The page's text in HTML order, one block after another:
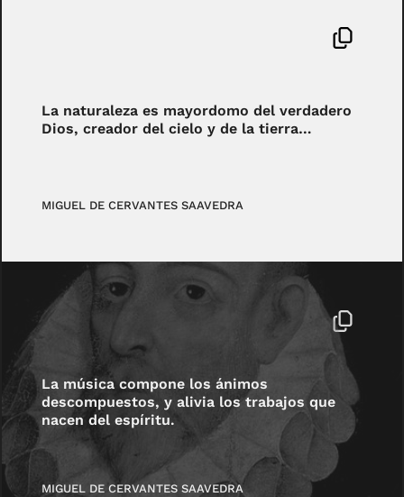
La naturaleza es mayordomo del verdadero
Dios, creador del cielo y de la tierra…
MIGUEL DE CERVANTES SAAVEDRA
La música compone los ánimos
descompuestos, y alivia los trabajos que
nacen del espíritu.
MIGUEL DE CERVANTES SAAVEDRA